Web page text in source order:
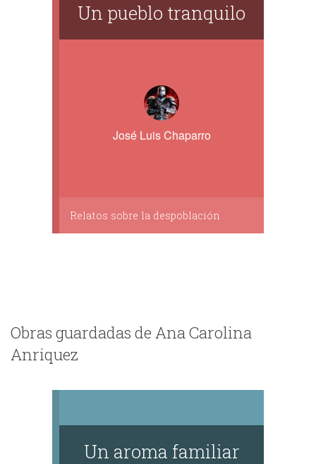
Un pueblo tranquilo
José Luis Chaparro
Relatos sobre la despoblación
Obras guardadas de Ana Carolina
Anriquez
Un aroma familiar